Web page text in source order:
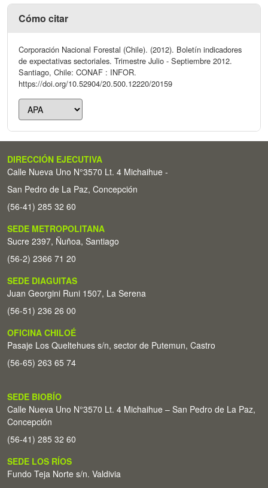
Cómo citar
Corporación Nacional Forestal (Chile). (2012). Boletín indicadores
de expectativas sectoriales. Trimestre Julio - Septiembre 2012.
Santiago, Chile: CONAF : INFOR.
https://doi.org/10.52904/20.500.12220/20159
DIRECCIÓN EJECUTIVA
Calle Nueva Uno N°3570 Lt. 4 Michaihue -
San Pedro de La Paz, Concepción
(56-41) 285 32 60
SEDE METROPOLITANA
Sucre 2397, Ñuñoa, Santiago
(56-2) 2366 71 20
SEDE DIAGUITAS
Juan Georgini Runi 1507, La Serena
(56-51) 236 26 00
OFICINA CHILOÉ
Pasaje Los Queltehues s/n, sector de Putemun, Castro
(56-65) 263 65 74
SEDE BIOBÍO
Calle Nueva Uno N°3570 Lt. 4 Michaihue – San Pedro de La Paz,
Concepción
(56-41) 285 32 60
SEDE LOS RÍOS
Fundo Teja Norte s/n. Valdivia